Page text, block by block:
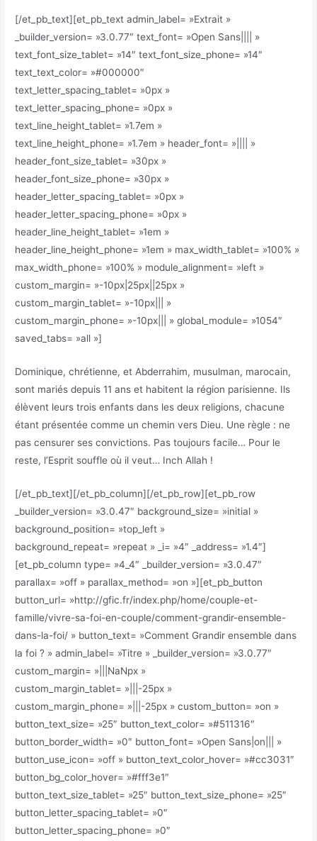
[/et_pb_text][et_pb_text admin_label= »Extrait »
_builder_version= »3.0.77″ text_font= »Open Sans|||| »
text_font_size_tablet= »14″ text_font_size_phone= »14″
text_text_color= »#000000″
text_letter_spacing_tablet= »0px »
text_letter_spacing_phone= »0px »
text_line_height_tablet= »1.7em »
text_line_height_phone= »1.7em » header_font= »|||| »
header_font_size_tablet= »30px »
header_font_size_phone= »30px »
header_letter_spacing_tablet= »0px »
header_letter_spacing_phone= »0px »
header_line_height_tablet= »1em »
header_line_height_phone= »1em » max_width_tablet= »100% »
max_width_phone= »100% » module_alignment= »left »
custom_margin= »-10px|25px||25px »
custom_margin_tablet= »-10px||| »
custom_margin_phone= »-10px||| » global_module= »1054″
saved_tabs= »all »]
Dominique, chrétienne, et Abderrahim, musulman, marocain,
sont mariés depuis 11 ans et habitent la région parisienne. Ils
élèvent leurs trois enfants dans les deux religions, chacune
étant présentée comme un chemin vers Dieu. Une règle : ne
pas censurer ses convictions. Pas toujours facile… Pour le
reste, l’Esprit souffle où il veut… Inch Allah !
[/et_pb_text][/et_pb_column][/et_pb_row][et_pb_row
_builder_version= »3.0.47″ background_size= »initial »
background_position= »top_left »
background_repeat= »repeat » _i= »4″ _address= »1.4″]
[et_pb_column type= »4_4″ _builder_version= »3.0.47″
parallax= »off » parallax_method= »on »][et_pb_button
button_url= »http://gfic.fr/index.php/home/couple-et-
famille/vivre-sa-foi-en-couple/comment-grandir-ensemble-
dans-la-foi/ » button_text= »Comment Grandir ensemble dans
la foi ? » admin_label= »Titre » _builder_version= »3.0.77″
custom_margin= »|||NaNpx »
custom_margin_tablet= »|||-25px »
custom_margin_phone= »|||-25px » custom_button= »on »
button_text_size= »25″ button_text_color= »#511316″
button_border_width= »0″ button_font= »Open Sans|on||| »
button_use_icon= »off » button_text_color_hover= »#cc3031″
button_bg_color_hover= »#fff3e1″
button_text_size_tablet= »25″ button_text_size_phone= »25″
button_letter_spacing_tablet= »0″
button_letter_spacing_phone= »0″